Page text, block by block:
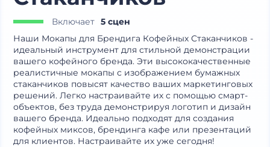
Включает 5 сцен
Наши Мокапы для Брендига Кофейных Стаканчиков -
идеальный инструмент для стильной демонстрации
вашего кофейного бренда. Эти высококачественные
реалистичные мокапы с изображением бумажных
стаканчиков повысят качество ваших маркетинговых
решений. Легко настраивайте их с помощью смарт-
объектов, без труда демонстрируя логотип и дизайн
вашего бренда. Идеально подходят для создания
кофейных миксов, брендинга кафе или презентаций
для клиентов. Настраивайте их уже сегодня!